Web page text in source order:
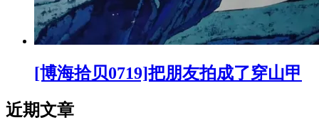
[博海拾贝0719]把朋友拍成了穿山甲
近期文章